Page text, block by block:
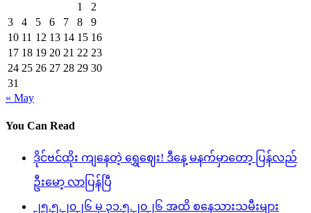
1
2
3
4 5 6 7 8
9
10 11 12 13 14 15 16
17 18 19 20 21 22 23
24 25 26 27 28 29 30
31
« May
You Can Read
ဒိုင်ဗင်ထိုး ကျနေတဲ့ ရွှေဈေး! ဒီနေ့ မနက်မှာတော့ ပြန်လည်
ဦးမော့ လာပြန်ပြီ
၂၅.၅.၂၀၂၆ မှ ၃၁.၅.၂၀၂၆ အထိ စနေသားသမီးများ